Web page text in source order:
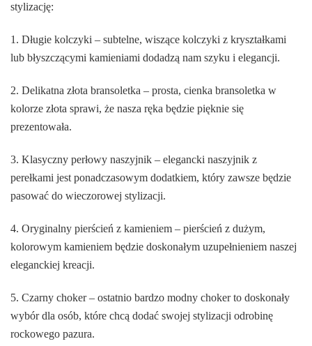
stylizację:
1. Długie kolczyki – subtelne, wiszące kolczyki z kryształkami
lub błyszczącymi kamieniami dodadzą nam szyku i elegancji.
2. Delikatna złota bransoletka – prosta, cienka bransoletka w
kolorze złota sprawi, że nasza ręka będzie pięknie się
prezentowała.
3. Klasyczny perłowy naszyjnik – elegancki naszyjnik z
perełkami jest ponadczasowym dodatkiem, który zawsze będzie
pasować do wieczorowej stylizacji.
4. Oryginalny pierścień z kamieniem – pierścień z dużym,
kolorowym kamieniem będzie doskonałym uzupełnieniem naszej
eleganckiej kreacji.
5. Czarny choker – ostatnio bardzo modny choker to doskonały
wybór dla osób, które chcą dodać swojej stylizacji odrobinę
rockowego pazura.